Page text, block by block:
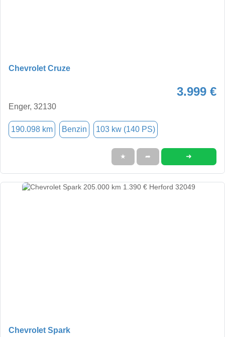
Chevrolet Cruze
3.999 €
Enger, 32130
190.098 km Benzin 103 kw (140 PS)
★ ➦ ➜
Chevrolet Spark